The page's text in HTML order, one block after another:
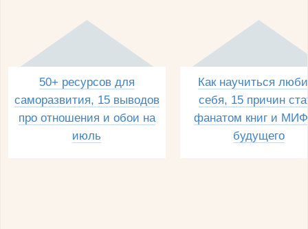
50+ ресурсов для
саморазвития, 15 выводов
про отношения и обои на
июль
Как научиться
себя, 15 причин
фанатом книг и
будущего